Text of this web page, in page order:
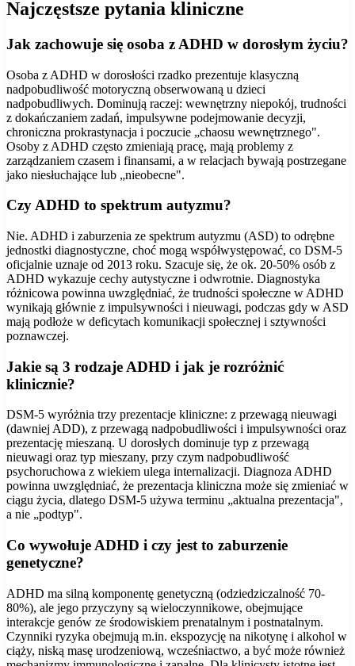
Najczęstsze pytania kliniczne
Jak zachowuje się osoba z ADHD w dorosłym życiu?
Osoba z ADHD w dorosłości rzadko prezentuje klasyczną
nadpobudliwość motoryczną obserwowaną u dzieci
nadpobudliwych. Dominują raczej: wewnętrzny niepokój, trudności
z dokańczaniem zadań, impulsywne podejmowanie decyzji,
chroniczna prokrastynacja i poczucie „chaosu wewnętrznego".
Osoby z ADHD często zmieniają pracę, mają problemy z
zarządzaniem czasem i finansami, a w relacjach bywają postrzegane
jako niesłuchające lub „nieobecne".
Czy ADHD to spektrum autyzmu?
Nie. ADHD i zaburzenia ze spektrum autyzmu (ASD) to odrębne
jednostki diagnostyczne, choć mogą współwystępować, co DSM-5
oficjalnie uznaje od 2013 roku. Szacuje się, że ok. 20-50% osób z
ADHD wykazuje cechy autystyczne i odwrotnie. Diagnostyka
różnicowa powinna uwzględniać, że trudności społeczne w ADHD
wynikają głównie z impulsywności i nieuwagi, podczas gdy w ASD
mają podłoże w deficytach komunikacji społecznej i sztywności
poznawczej.
Jakie są 3 rodzaje ADHD i jak je rozróżnić
klinicznie?
DSM-5 wyróżnia trzy prezentacje kliniczne: z przewagą nieuwagi
(dawniej ADD), z przewagą nadpobudliwości i impulsywności oraz
prezentację mieszaną. U dorosłych dominuje typ z przewagą
nieuwagi oraz typ mieszany, przy czym nadpobudliwość
psychoruchowa z wiekiem ulega internalizacji. Diagnoza ADHD
powinna uwzględniać, że prezentacja kliniczna może się zmieniać w
ciągu życia, dlatego DSM-5 używa terminu „aktualna prezentacja",
a nie „podtyp".
Co wywołuje ADHD i czy jest to zaburzenie
genetyczne?
ADHD ma silną komponentę genetyczną (odziedziczalność 70-
80%), ale jego przyczyny są wieloczynnikowe, obejmujące
interakcje genów ze środowiskiem prenatalnym i postnatalnym.
Czynniki ryzyka obejmują m.in. ekspozycję na nikotynę i alkohol w
ciąży, niską masę urodzeniową, wcześniactwo, a być może również